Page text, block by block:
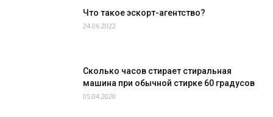
Что такое эскорт-агентство?
24.06.2022
Сколько часов стирает стиральная
машина при обычной стирке 60 градусов
05.04.2020